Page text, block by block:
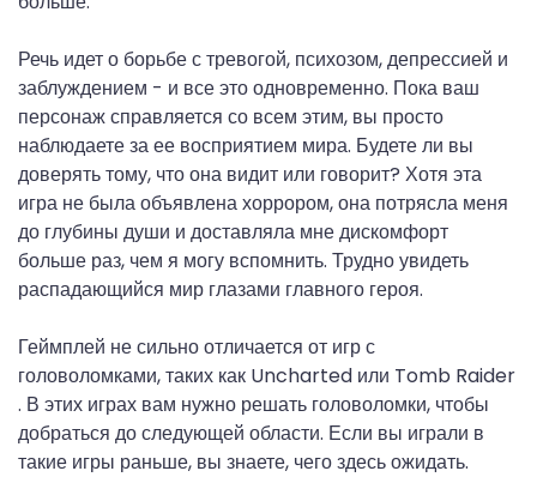
Речь идет о борьбе с тревогой, психозом, депрессией и
заблуждением - и все это одновременно. Пока ваш
персонаж справляется со всем этим, вы просто
наблюдаете за ее восприятием мира. Будете ли вы
доверять тому, что она видит или говорит? Хотя эта
игра не была объявлена ​​хоррором, она потрясла меня
до глубины души и доставляла мне дискомфорт
больше раз, чем я могу вспомнить. Трудно увидеть
распадающийся мир глазами главного героя.
Геймплей не сильно отличается от игр с
головоломками, таких как Uncharted или Tomb Raider
. В этих играх вам нужно решать головоломки, чтобы
добраться до следующей области. Если вы играли в
такие игры раньше, вы знаете, чего здесь ожидать.